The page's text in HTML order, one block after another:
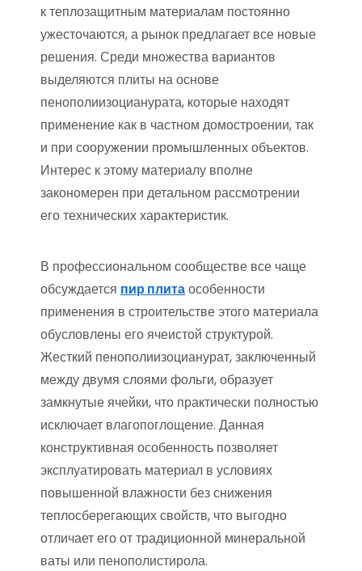
к теплозащитным материалам постоянно
ужесточаются, а рынок предлагает все новые
решения. Среди множества вариантов
выделяются плиты на основе
пенополиизоцианурата, которые находят
применение как в частном домостроении, так
и при сооружении промышленных объектов.
Интерес к этому материалу вполне
закономерен при детальном рассмотрении
его технических характеристик.
В профессиональном сообществе все чаще
обсуждается пир плитаособенности
применения в строительстве этого материала
обусловлены его ячеистой структурой.
Жесткий пенополиизоцианурат, заключенный
между двумя слоями фольги, образует
замкнутые ячейки, что практически полностью
исключает влагопоглощение. Данная
конструктивная особенность позволяет
эксплуатировать материал в условиях
повышенной влажности без снижения
теплосберегающих свойств, что выгодно
отличает его от традиционной минеральной
ваты или пенополистирола.